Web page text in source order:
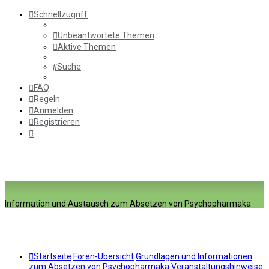
Schnellzugriff
Unbeantwortete Themen
Aktive Themen
Suche
FAQ
Regeln
Anmelden
Registrieren
Information und Austausch zum Absetzen von Psychopharmaka
Startseite Foren-ÜbersichtGrundlagen und Informationen
zum Absetzen von Psychopharmaka Veranstaltungshinweise